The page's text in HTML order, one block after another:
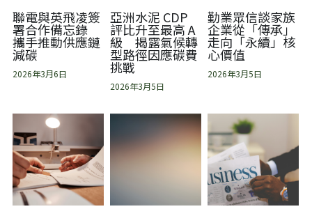
聯電與英飛凌簽
署合作備忘錄
攜手推動供應鏈
減碳
2026年3月6日
亞洲水泥 CDP
評比升至最高 A
級 揭露氣候轉
型路徑因應碳費
挑戰
2026年3月5日
勤業眾信談家族
企業從「傳承」
走向「永續」核
心價值
2026年3月5日